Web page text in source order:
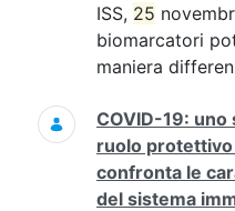
ISS, 25
biomarcatori
maniera
COVID-19: uno
ruolo protettivo
confronta le
del sistema